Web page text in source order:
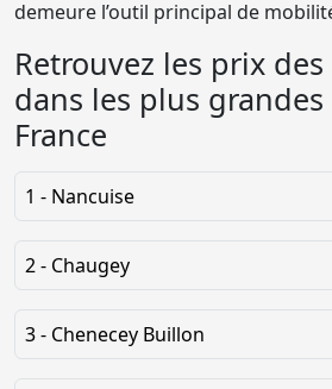
demeure l’outil principal de
Retrouvez les prix
dans les plus
France
1 - Nancuise
2 - Chaugey
3 - Chenecey Buillon